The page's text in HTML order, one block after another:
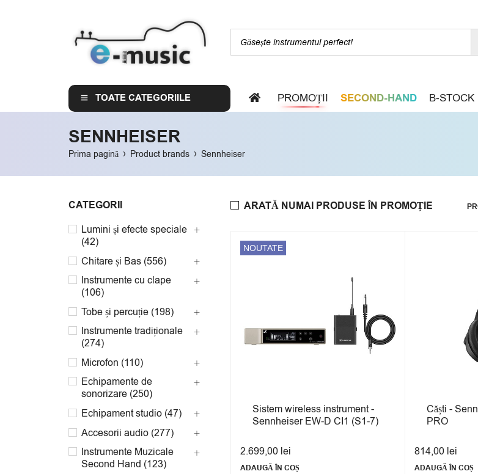
TOATE CATEGORIILE PROMOȚII SECOND-HAND B-STOCK
SENNHEISER
Prima pagină › Product brands › Sennheiser
CATEGORII
Lumini și efecte speciale
(42)
Chitare și Bas (556)
Instrumente cu clape
(106)
Tobe și percuție (198)
Instrumente tradiționale
(274)
Microfon (110)
Echipamente de
sonorizare (250)
Echipament studio (47)
Accesorii audio (277)
Instrumente Muzicale
Second Hand (123)
ARATĂ NUMAI PRODUSE ÎN PROMOȚIE
NOUTATE
Sistem wireless instrument -
Sennheiser EW-D CI1 (S1-7)
2.699,00 lei
ADAUGĂ ÎN COȘ
Căști -
PRO
814,00 lei
ADAUGĂ ÎN COȘ